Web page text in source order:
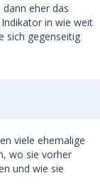
eher das
in wie weit
sich gegenseitig
viele ehemalige
wo sie vorher
und wie sie